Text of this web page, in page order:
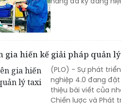
gia hiến kế giải pháp quản
(PLO) - Sự phát
nghiệp 4.0 đang
thiệu bài viết của
Chiến lược và Phát